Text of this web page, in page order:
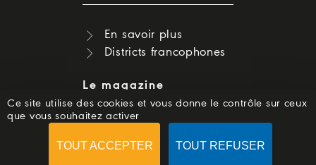
En savoir plus
Districts francophones
Le magazine
Dernier numéro
Numéros précédents
Ce site utilise des cookies et vous donne le contrôle sur ceux
que vous souhaitez activer
TOUT ACCEPTER TOUT REFUSER